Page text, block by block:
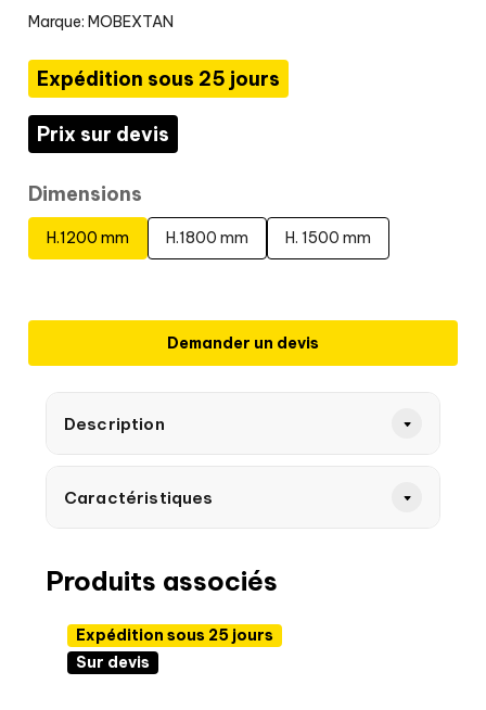
Marque: MOBEXTAN
Expédition sous 25 jours
Prix sur devis
Dimensions
H.1200 mm H.1800 mm H. 1500 mm
Demander un devis
Description
Caractéristiques
Produits associés
Expédition sous 25 jours
Sur devis